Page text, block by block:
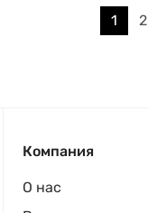
1 2
Компания
О нас